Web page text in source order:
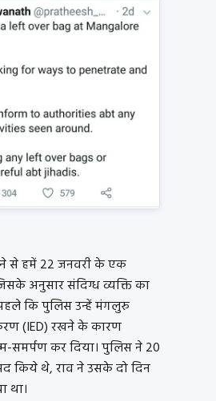
से हमें 22 जनवरी के एक
अनुसार संदिग्ध व्यक्ति का
कि पुलिस उन्हें मंगलुरु
(IED) रखने के कारण
समर्पण कर दिया। पुलिस ने 20
किये थे, राव ने उसके दो दिन
था।